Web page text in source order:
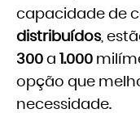
capacidade de
distribuídos,
300 a 1.000
opção que
necessidade.